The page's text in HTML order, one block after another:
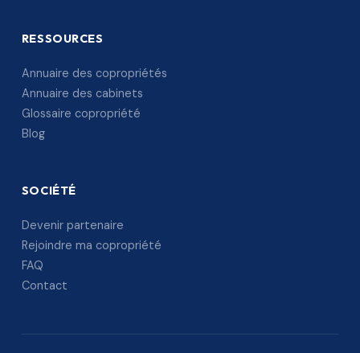
RESSOURCES
Annuaire des copropriétés
Annuaire des cabinets
Glossaire copropriété
Blog
SOCIÉTÉ
Devenir partenaire
Rejoindre ma copropriété
FAQ
Contact